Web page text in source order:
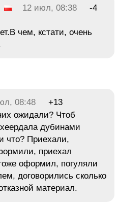
12 июл, 08:38 -4
чем, кстати, очень
08:48
+13
ожидали? Чтоб
дубинами
что? Приехали,
приехал
оформил, погуляли
договорились сколько
материал.